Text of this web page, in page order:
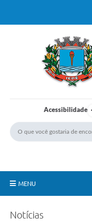
Acessibilidade
MENU
Notícias